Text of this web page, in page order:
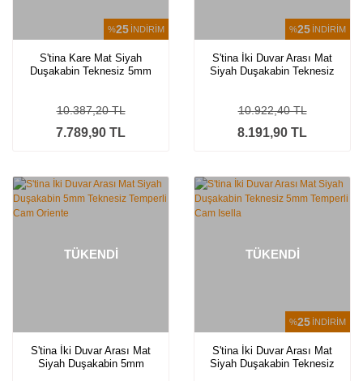
%25 İNDİRİM
S'tina Kare Mat Siyah
Duşakabin Teknesiz 5mm
7.789,90 TL
10.387,20 TL
%25 İNDİRİM
S'tina İki Duvar Arası Mat
Siyah Duşakabin Teknesiz
8.191,90 TL
10.922,40 TL
TÜKENDİ
S'tina İki Duvar Arası Mat
Siyah Duşakabin 5mm
%25 İNDİRİM
TÜKENDİ
S'tina İki Duvar Arası Mat
Siyah Duşakabin Teknesiz